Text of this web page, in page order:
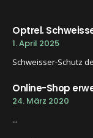
Optrel.
1. April 2025
Schweisser-Schutz
Online-Shop
24. März 2020
...